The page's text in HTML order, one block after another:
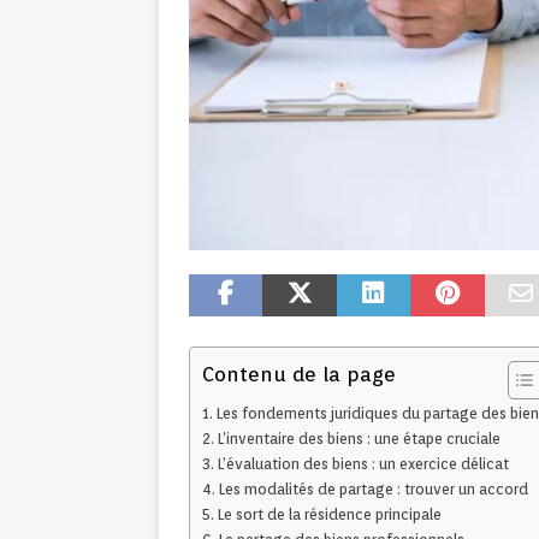
Contenu de la page
Les fondements juridiques du partage des
L’inventaire des biens : une étape cruciale
L’évaluation des biens : un exercice délicat
Les modalités de partage : trouver un accord
Le sort de la résidence principale